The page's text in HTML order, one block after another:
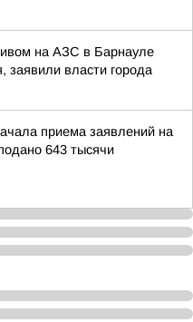
на АЗС в Барнауле
заявили власти города
приема заявлений на
643 тысячи